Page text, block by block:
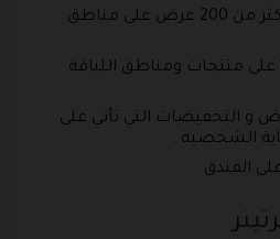
إمكانية الحصول على أكثر من 200 عرض على مناطق
بنسبة 50% على منتجات ومناطق اللياقة
و التخفيضات التي تأتي على
الشخصية .
الفندق